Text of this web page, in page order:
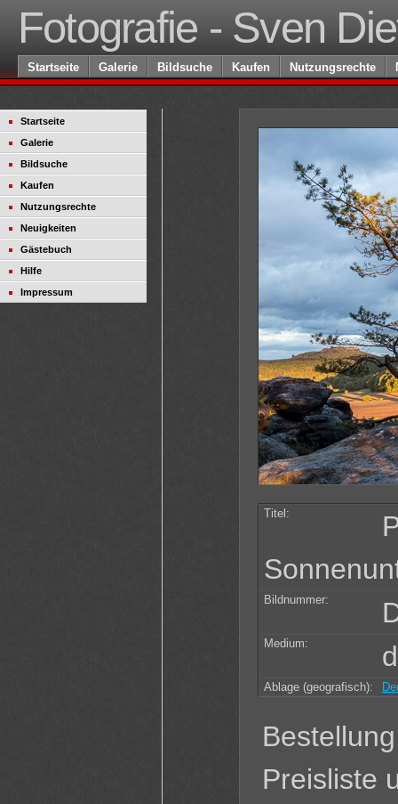
Fotografie - Sven
Startseite Galerie Bildsuche Kaufen Nutzungsrechte
Startseite
Galerie
Bildsuche
Kaufen
Nutzungsrechte
Neuigkeiten
Gästebuch
Hilfe
Impressum
Titel:
Bildnummer:
Medium:
Ablage (geografisch):
Preisliste